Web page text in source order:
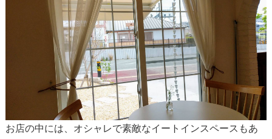
お店の中には、オシャレで素敵なイートインスペースもあ